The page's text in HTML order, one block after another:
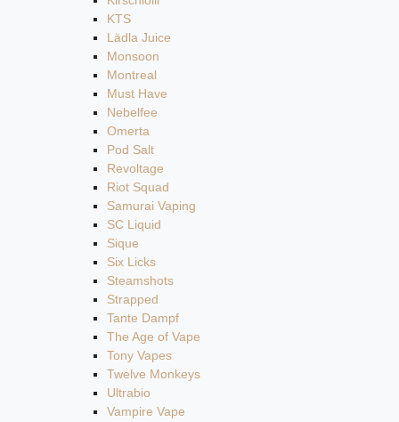
KTS
Lädla Juice
Monsoon
Montreal
Must Have
Nebelfee
Omerta
Pod Salt
Revoltage
Riot Squad
Samurai Vaping
SC Liquid
Sique
Six Licks
Steamshots
Strapped
Tante Dampf
The Age of Vape
Tony Vapes
Twelve Monkeys
Ultrabio
Vampire Vape